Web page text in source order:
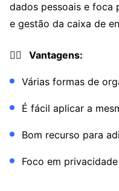
dados pessoais e foca
e gestão da caixa de
👍🏼 Vantagens:
Várias formas de
É fácil aplicar a
Bom recurso para
Foco em privacidade